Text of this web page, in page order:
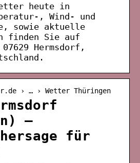
heute in
, Wind- und
sowie aktuelle
finden Sie auf
Hermsdorf,
› … › Wetter Thüringen
–
für